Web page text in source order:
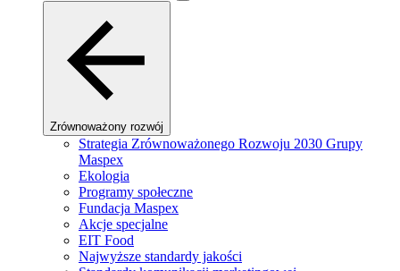
Zrównoważony rozwój
Strategia Zrównoważonego Rozwoju 2030 Grupy
Maspex
Ekologia
Programy społeczne
Fundacja Maspex
Akcje specjalne
EIT Food
Najwyższe standardy jakości